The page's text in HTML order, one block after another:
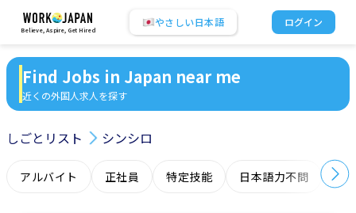
Believe, Aspire, Get Hired
やさしい日本語 ログイン
Find Jobs in Japan near me
近くの外国人求人を探す
しごとリスト シンシロ
アルバイト 正社員 特定技能 日本語力不問 オ